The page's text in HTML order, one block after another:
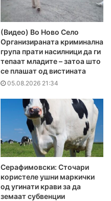
(Видео) Во Ново Село
Организираната криминална
група прати насилници да ги
тепаат младите – затоа што
се плашат од вистината
05.08.2026 21:34
Серафимовски: Сточари
користеле ушни маркички
од угинати крави за да
земаат субвенции